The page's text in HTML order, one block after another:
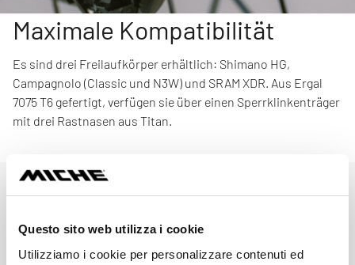
Questo sito web utilizza i cookie
Utilizziamo i cookie per personalizzare contenuti ed
Maximale Kompatibilität
Es sind drei Freilaufkörper erhältlich: Shimano HG,
Campagnolo (Classic und N3W) und SRAM XDR. Aus Ergal
7075 T6 gefertigt, verfügen sie über einen Sperrklinkenträger
mit drei Rastnasen aus Titan.